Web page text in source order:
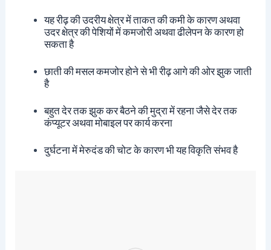
यह रीढ़ की उदरीय क्षेत्र में ताकत की कमी के कारण अथवा
उदर क्षेत्र की पेशियों में कमजोरी अथवा ढीलेपन के कारण हो
सकता है
छाती की मसल कमजोर होने से भी रीढ़ आगे की ओर झुक जाती
है
बहुत देर तक झुक कर बैठने की मुद्रा में रहना जैसे देर तक
कंप्यूटर अथवा मोबाइल पर कार्य करना
दुर्घटना में मेरुदंड की चोट के कारण भी यह विकृति संभव है